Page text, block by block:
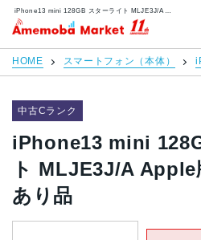
アメモバマーケット
HOME スマートフォン（本体）
中古Cランク
iPhone13 mini
ト MLJE3J/A
あり品